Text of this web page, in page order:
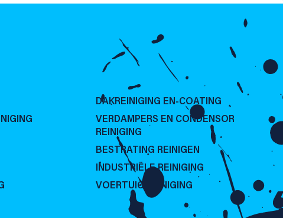
DAKREINIGING EN-COATING
VERDAMPERS EN CONDENSOR
REINIGING
BESTRATING REINIGEN
INDUSTRIËLE REINIGING
VOERTUIG REINIGING